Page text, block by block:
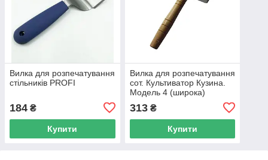
Вилка для розпечатування
стільників PROFI
184 ₴
Купити
Вилка для розпечатування
сот. Культиватор Кузина.
Модель 4 (широка)
313₴
Купити